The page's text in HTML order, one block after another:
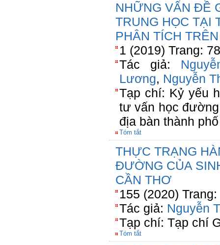
NHỮNG VẤN ĐỀ
TRUNG HỌC TẠI
PHÂN TÍCH
1 (2019) Trang:
Tác giả:
Lương, Nguyễn
Tạp chí: Kỷ yếu
tư vấn học
địa bàn thành
Tóm tắt
THỰC TRẠNG
ĐƯỜNG CỦA
CẦN THƠ
155 (2020)
Tác giả: Nguyễn
Tạp chí: Tạp chí
Tóm tắt